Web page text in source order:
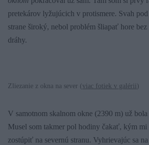
pretekárov lyžujúcich v protismere. Svah
strane široký, nebol problém šliapať hore
dráhy.
Zliezanie z okna na sever (viac fotiek v galérii)
V samotnom skalnom okne (2390 m) už
Musel som takmer pol hodiny čakať, kým
zostúpiť na severnú stranu. Vyhrievajúc sa